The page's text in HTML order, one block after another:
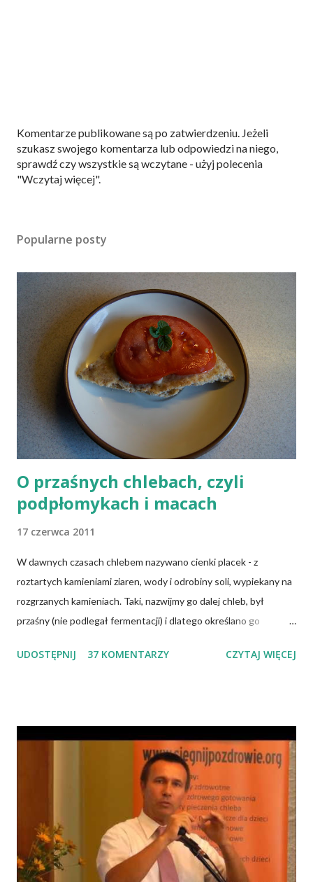
P
r
z
e
j
o
n
Komentarze publikowane są po zatwierdzeniu. Jeżeli
szukasz swojego komentarza lub odpowiedzi na niego,
sprawdź czy wszystkie są wczytane - użyj polecenia
"Wczytaj więcej".
Popularne posty
O przaśnych chlebach, czyli
podpłomykach i macach
17 czerwca 2011
W dawnych czasach chlebem nazywano cienki placek - z
roztartych kamieniami ziaren, wody i odrobiny soli, wypiekany na
rozgrzanych kamieniach. Taki, nazwijmy go dalej chleb, był
przaśny (nie podlegał fermentacji) i dlatego określano go
podpłomykami. Hindusi mówią o nim czapatti, Żydzi maca, a
ani zakwasu. Świeże, przaśne pieczywo jest zdrowe, w
przeciwieństwie do świeżego pieczywa na drożdżach czy
zakwasie. Przaśne podpłomyki nie obciążają żołądka kwasem i
fermentacją. Dziś, wzorem naszych prapradziadów możemy także
spożywać przaśny, niekwaszony chleb. Najprostszy przepis na
podpłomyki to: wziąć mąkę, wodę i trochę soli. Z tych składników
zagnieść ciasto, dodając mąkę w takiej ilości, aby ciasto nie kleiło
się do palców. Z kolei r...
UDOSTĘPNIJ 37 KOMENTARZY CZYTAJ WIĘCEJ